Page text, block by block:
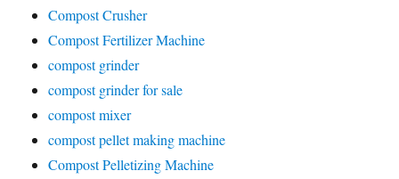
Compost Crusher
Compost Fertilizer Machine
compost grinder
compost grinder for sale
compost mixer
compost pellet making machine
Compost Pelletizing Machine